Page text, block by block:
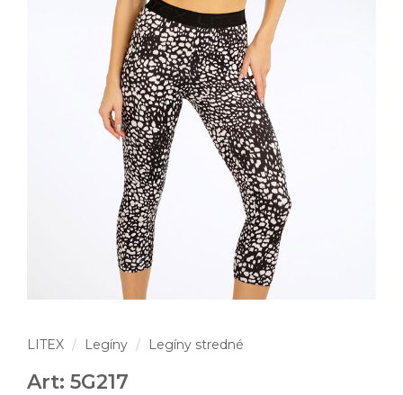
LITEX Legíny Legíny stredné
Art: 5G217